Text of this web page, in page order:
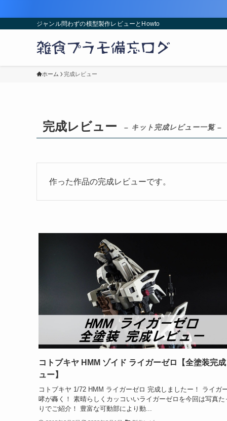
ジャンル問わずの模型製作レビューとHowto
ホーム 完成レビュー
完成レビュー – キット完成レビュー一覧 –
作った作品の完成レビューです。
コトブキヤ HMM ゾイド ライガーゼロ【全塗装完
ュー】
コトブキヤ 1/72 HMM ライガーゼロ 完成しましたー！ ライガ
哮が轟く！ 素晴らしくカッコいいライガーゼロを今回は写真た
りでご紹介！ 豊富な可動部により動...